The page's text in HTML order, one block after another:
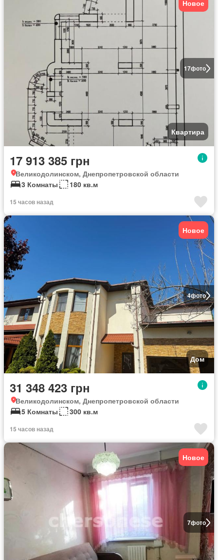
17фото
Новое
Квартира
17 913 385 грн
Великодолинском, Днепропетровской области
3 Комнаты
180 кв.м
15 часов назад
4фото
Новое
Дом
31 348 423 грн
Великодолинском, Днепропетровской области
5 Комнаты
300 кв.м
15 часов назад
7фото
Новое